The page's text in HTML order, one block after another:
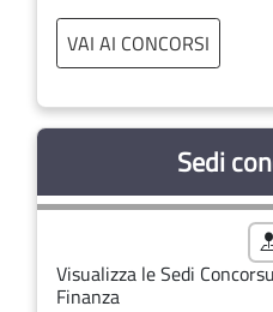
VAI AI CONCORSI
Sedi
Visualizza le Sedi
Finanza